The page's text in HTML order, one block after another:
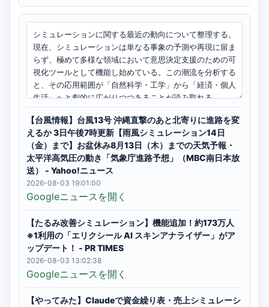
【台風情報】台風13号 沖縄直撃のあと北寄りに進路を変
えるか 3日午後7時更新【雨風シミュレーション14日
（金）まで】お盆休み8月13日（木）までの天気予報・
太平洋高気圧の動き「気象庁進路予想」（MBC南日本放
送） - Yahoo!ニュース
2026-08-03 19:01:00
Googleニュースを開く
【たるみ改善シミュレーション】機能追加！約173万人
※1利用の「エリクシール AI スキンアナライザー」がア
ップデート！ - PR TIMES
2026-08-03 13:02:38
Googleニュースを開く
【やってみた】Claudeで資金繰り表・売上シミュレーシ